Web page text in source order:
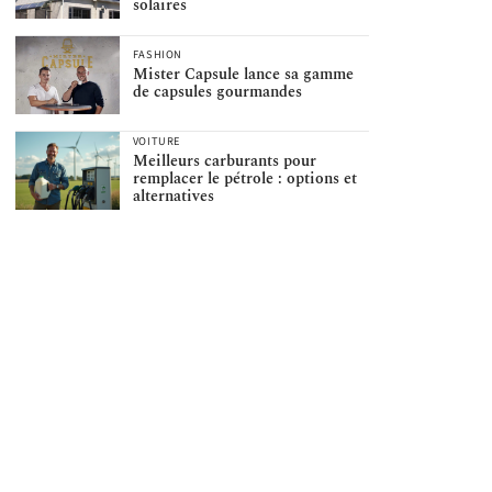
solaires
FASHION
Mister Capsule lance sa gamme
de capsules gourmandes
VOITURE
Meilleurs carburants pour
remplacer le pétrole : options et
alternatives